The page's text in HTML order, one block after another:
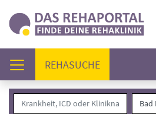
REHASUCHE(AKTUELL)